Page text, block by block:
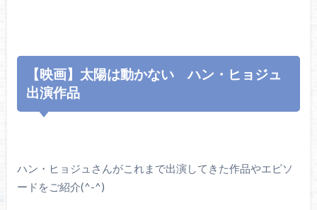
【映画】太陽は動かない ハン・ヒョジュ
出演作品
ハン・ヒョジュさんがこれまで出演してきた作品やエピソ
ードをご紹介(^-^)